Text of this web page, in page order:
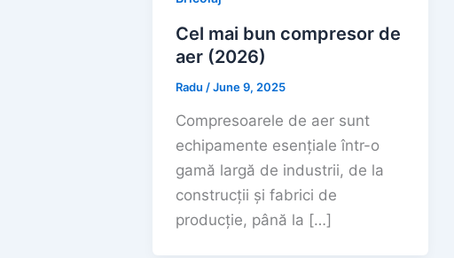
Cel mai bun compresor de
aer (2026)
Radu /June 9, 2025
Compresoarele de aer sunt
echipamente esențiale într-o
gamă largă de industrii, de la
construcții și fabrici de
producție, până la […]